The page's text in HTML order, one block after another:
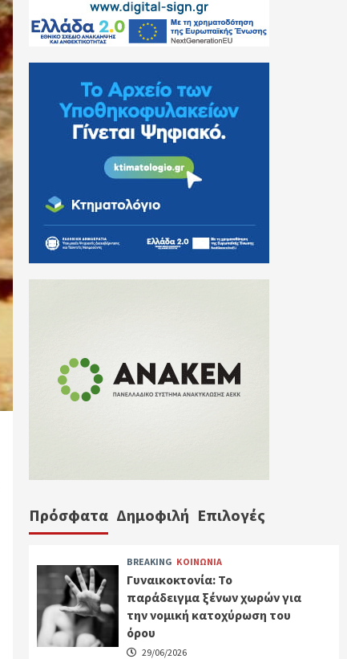
Πρόσφατα Δημοφιλή Επιλογές
BREAKING ΚΟΙΝΩΝΙΑ
Γυναικοκτονία: Το
παράδειγμα ξένων χωρών για
την νομική κατοχύρωση του
όρου
29/06/2026